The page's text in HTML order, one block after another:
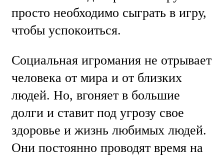
просто необходимо сыграть в игру,
чтобы успокоиться.
Социальная игромания не отрывает
человека от мира и от близких
людей. Но, вгоняет в большие
долги и ставит под угрозу свое
здоровье и жизнь любимых людей.
Они постоянно проводят время на